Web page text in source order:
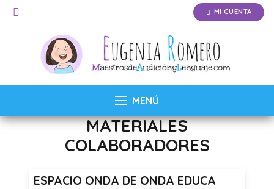
MI CUENTA
MENÚ
MATERIALES
COLABORADORES
ESPACIO ONDA DE ONDA EDUCA